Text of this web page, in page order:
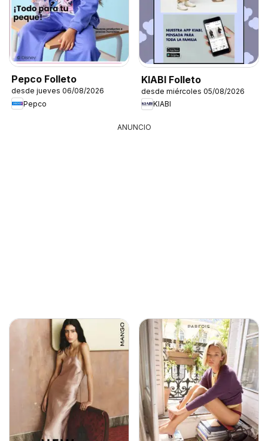
Pepco Folleto
desde jueves 06/08/2026
Pepco
KIABI Folleto
desde miércoles 05/08/2026
KIABI
ANUNCIO